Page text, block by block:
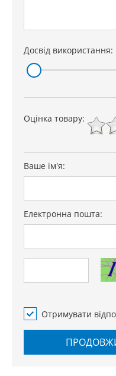
Досвід використання:
Оцінка товару:
Ваше ім'я:
Електронна пошта:
Отримувати